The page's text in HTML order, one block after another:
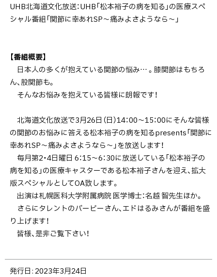
UHB北海道文化放送：UHB「松本裕子の病を知る」の医療スペ
シャル番組「関節に幸あれSP～痛みよさようなら～」
【番組概要】
日本人の多くが抱えている関節の悩み… 。膝関節はもちろ
ん、股関節も。
そんなお悩みを抱えている皆様に朗報です！
北海道文化放送で3月26日（日）14：00～15：00にそんな皆様
の関節のお悩みに答える松本裕子の病を知るpresents「関節に
幸あれSP～痛みよさようなら～」を放送します！
毎月第2・4日曜日 6：15～6：30に放送している「松本裕子の
病を知る」の医療キャスターである松本裕子さんを迎え、拡大
版スペシャルとしてOA致します。
出演は札幌医科大学附属病院 医学博士：名越 智先生ほか。
さらにタレントのバービーさん、エドはるみさんが番組を盛
り上げます！
皆様、是非ご覧下さい！
ト
発行日: 2023年3月24日